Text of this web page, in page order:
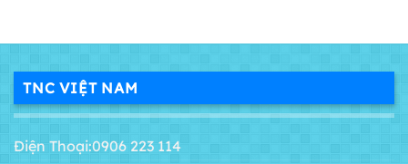
TNC VIỆT NAM
Điện Thoại:0906 223 114